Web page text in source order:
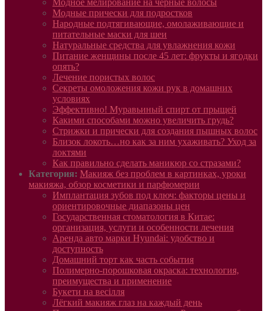
Модные прически для подростков
Народные подтягивающие, омолаживающие и
питательные маски для шеи
Натуральные средства для увлажнения кожи
Питание женщины после 45 лет: фрукты и ягодки
опять?
Лечение пористых волос
Секреты омоложения кожи рук в домашних
условиях
Эффективно! Муравьиный спирт от прыщей
Какими способами можно увеличить грудь?
Стрижки и прически для создания пышных волос
Близок локоть…но как за ним ухаживать? Уход за
локтями
Как правильно сделать маникюр со стразами?
Категория: Макияж без проблем в картинках, уроки
макияжа, обзор косметики и парфюмерии
Имплантация зубов под ключ: факторы цены и
ориентировочные диапазоны цен
Государственная стоматология в Китае:
организация, услуги и особенности лечения
Аренда авто марки Hyundai: удобство и
доступность
Домашний торт как часть события
Полимерно-порошковая окраска: технология,
преимущества и применение
Букети на весілля
Лёгкий макияж глаз на каждый день